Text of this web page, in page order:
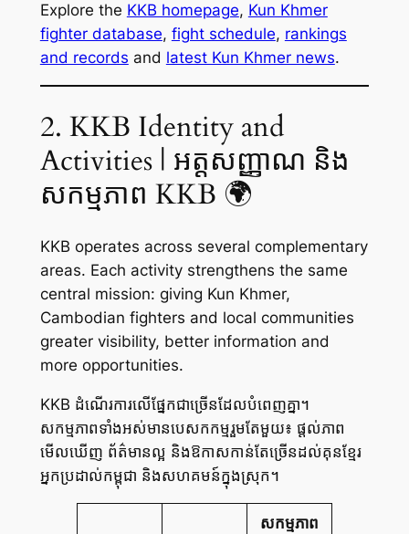
Explore the KKB homepage, Kun Khmer
fighter database, fight schedule, rankings
and records and latest Kun Khmer news.
2. KKB Identity and
Activities | អត្តសញ្ញាណ និង
សកម្មភាព KKB 🌍
KKB operates across several complementary
areas. Each activity strengthens the same
central mission: giving Kun Khmer,
Cambodian fighters and local communities
greater visibility, better information and
more opportunities.
KKB ដំណើរការលើផ្នែកជាច្រើនដែលបំពេញគ្នា។
សកម្មភាពទាំងអស់មានបេសកកម្មរួមតែមួយ៖ ផ្តល់ភាព
មើលឃើញ ព័ត៌មានល្អ និងឱកាសកាន់តែច្រើនដល់គុនខ្មែរ
អ្នកប្រដាល់កម្ពុជា និងសហគមន៍ក្នុងស្រុក។
សកម្មភាព